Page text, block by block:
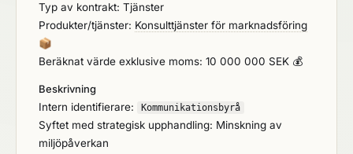
återvinningsverksamhet. Det gäller främst alla som
bor och verkar i Huddinge, Haninge, Salem,
att teckna ramavtal med en leverantör av
Fullservicebyrå inom kommunikation i form av
strategisk rådgivning inom både marknadsföring
och pr/kommunikation samt operativt utförande av
Typ av kontrakt: Tjänster
Produkter/tjänster: Konsulttjänster för marknadsföring
📦
Beräknat värde exklusive moms: 10 000 000 SEK 💰
Beskrivning
Intern identifierare:
Kommunikationsbyrå
Syftet med strategisk upphandling: Minskning av
miljöpåverkan